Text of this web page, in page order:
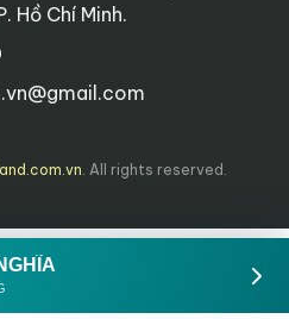
Hồ Chí Minh.
. All rights reserved.